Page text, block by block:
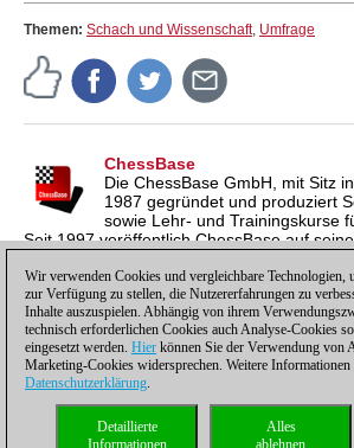
Themen: Schach und Wissenschaft, Umfrage
ChessBase
Die ChessBase GmbH, mit Sitz
1987 gegründet und produziert
sowie Lehr- und Trainingskurse
Seit 1997 veröffentlich ChessBase auf
inzwischen in vier Sprachen und gilt
Schachnachrichtenseite.
Datenschutzhinweis| Kontakt|
Compliance Hotline|
Wir verwenden Cookies und vergleichbare Technologien,
zur Verfügung zu stellen, die Nutzererfahrungen zu
Inhalte auszuspielen. Abhängig von ihrem
technisch erforderlichen Cookies auch Analyse-Cookies
eingesetzt werden. Hier können Sie der Verwendung von
Marketing-Cookies widersprechen. Weitere
Datenschutzerklärung.
Alles
ablehnen
Detaillierte
Informationen